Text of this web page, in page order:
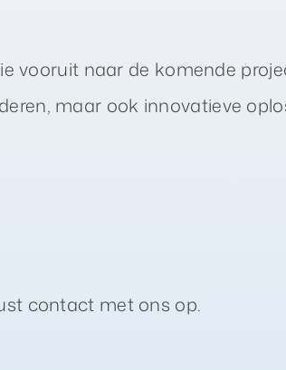
vooruit naar de komende
maar ook innovatieve
contact met ons op.